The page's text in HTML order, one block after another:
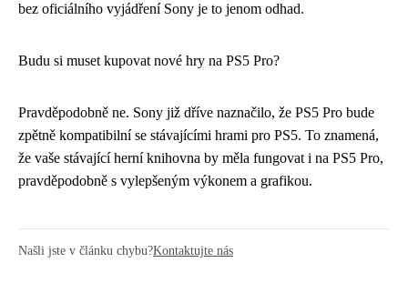
bez oficiálního vyjádření Sony je to jenom odhad.
Budu si muset kupovat nové hry na PS5 Pro?
Pravděpodobně ne. Sony již dříve naznačilo, že PS5 Pro bude
zpětně kompatibilní se stávajícími hrami pro PS5. To znamená,
že vaše stávající herní knihovna by měla fungovat i na PS5 Pro,
pravděpodobně s vylepšeným výkonem a grafikou.
Našli jste v článku chybu?Kontaktujte nás